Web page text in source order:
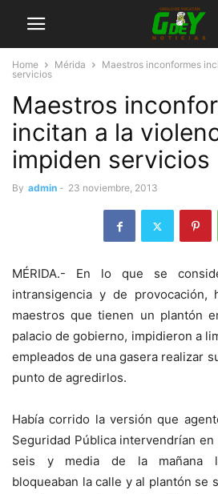
Home Mérida
Maestros inconformes
servicios
Maestros
incitan a la
impiden servicios
By admin - 23 noviembre, 2013
MÉRIDA.- En lo que se
intransigencia y de provocación,
maestros que tienen un plantón
palacio de gobierno, impidieron a
empleados de una gasera realizar
punto de agredirlos.
Había corrido la versión que
Seguridad Pública intervendrían
seis y media de la mañana
bloqueaban la calle y al plantón se